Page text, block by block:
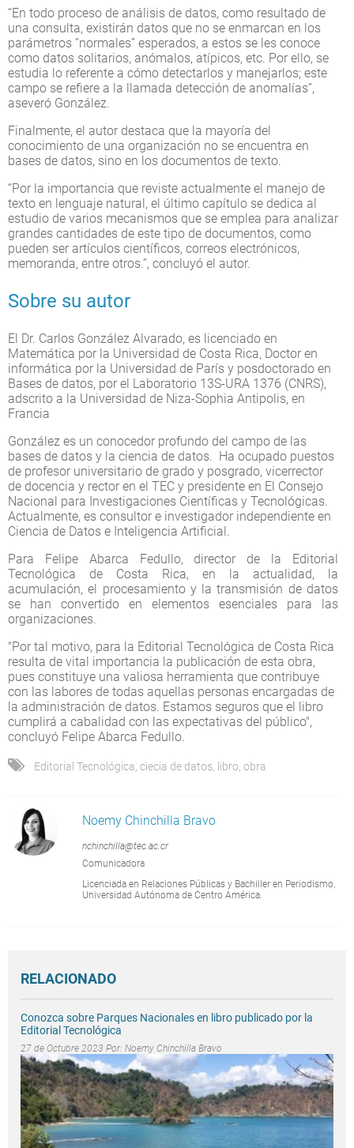
“En todo proceso de análisis de datos, como resultado de
una consulta, existirán datos que no se enmarcan en los
parámetros “normales” esperados, a estos se les conoce
como datos solitarios, anómalos, atípicos, etc. Por ello, se
estudia lo referente a cómo detectarlos y manejarlos; este
campo se refiere a la llamada detección de anomalías”,
aseveró González.
Finalmente, el autor destaca que la mayoría del
conocimiento de una organización no se encuentra en
bases de datos, sino en los documentos de texto.
“Por la importancia que reviste actualmente el manejo de
texto en lenguaje natural, el último capítulo se dedica al
estudio de varios mecanismos que se emplea para analizar
grandes cantidades de este tipo de documentos, como
pueden ser artículos científicos, correos electrónicos,
memoranda, entre otros.”, concluyó el autor.
Sobre su autor
El Dr. Carlos González Alvarado, es licenciado en
Matemática por la Universidad de Costa Rica, Doctor en
informática por la Universidad de París y posdoctorado en
Bases de datos, por el Laboratorio 13S-URA 1376 (CNRS),
adscrito a la Universidad de Niza-Sophia Antipolis, en
Francia
González es un conocedor profundo del campo de las
bases de datos y la ciencia de datos. Ha ocupado puestos
de profesor universitario de grado y posgrado, vicerrector
de docencia y rector en el TEC y presidente en El Consejo
Nacional para Investigaciones Científicas y Tecnológicas.
Actualmente, es consultor e investigador independiente en
Ciencia de Datos e Inteligencia Artificial.
Para Felipe Abarca Fedullo, director de la Editorial
Tecnológica de Costa Rica, en la actualidad, la
acumulación, el procesamiento y la transmisión de datos
se han convertido en elementos esenciales para las
organizaciones.
"Por tal motivo, para la Editorial Tecnológica de Costa Rica
resulta de vital importancia la publicación de esta obra,
pues constituye una valiosa herramienta que contribuye
con las labores de todas aquellas personas encargadas de
la administración de datos. Estamos seguros que el libro
cumplirá a cabalidad con las expectativas del público",
concluyó Felipe Abarca Fedullo.
Editorial Tecnológica ciecia de datos libro obra
Noemy Chinchilla Bravo
nchinchilla@tec.ac.cr
Comunicadora
Licenciada en Relaciones Públicas y Bachiller en Periodismo,
Universidad Autónoma de Centro América.
RELACIONADO
Conozca sobre Parques Nacionales en libro publicado por la
Editorial Tecnológica
27 de Octubre 2023 Por: Noemy Chinchilla Bravo